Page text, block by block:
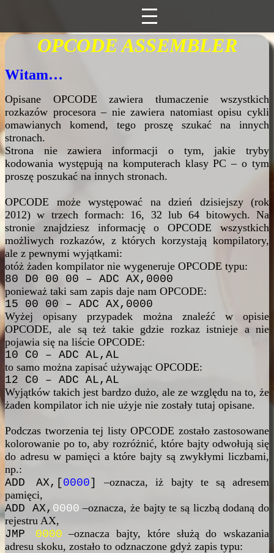
OPCODE ASSEMBLER
Witam…
Opisane OPCODE zawiera tłumaczenie wszystkich
rozkazów procesora – nie zawiera natomiast opisu cykli
omawianych komend, tego proszę szukać na innych
stronach.
Strona nie zawiera informacji o tym, jakie tryby
kodowania występują na komputerach klasy PC – o tym
proszę poszukać na innych stronach.
OPCODE może występować na dzień dzisiejszy (rok
2012) w trzech formach: 16, 32 lub 64 bitowych. Na
stronie znajdziesz informację o OPCODE wszystkich
możliwych rozkazów, z których korzystają kompilatory,
ale z pewnymi wyjątkami:
otóż żaden kompilator nie wygeneruje OPCODE typu:
80 D0 00 00 – ADC AX,0000
ponieważ taki sam zapis daje nam OPCODE:
15 00 00 – ADC AX,0000
Wyżej opisany przypadek można znaleźć w opisie
OPCODE, ale są też takie gdzie rozkaz istnieje a nie
pojawia się na liście OPCODE:
10 C0 – ADC AL,AL
to samo można zapisać używając OPCODE:
12 C0 – ADC AL,AL
Wyjątków takich jest bardzo dużo, ale ze względu na to, że
żaden kompilator ich nie użyje nie zostały tutaj opisane.
Podczas tworzenia tej listy OPCODE zostało zastosowane
kolorowanie po to, aby rozróżnić, które bajty odwołują się
do adresu w pamięci a które bajty są zwykłymi liczbami,
np.:
ADD AX,[ 0000]
–oznacza, iż bajty te są adresem
pamięci,
ADD AX, 0000 –oznacza, że bajty te są liczbą dodaną do
rejestru AX,
JMP 0000 –oznacza bajty, które służą do wskazania
adresu skoku, zostało to odznaczone gdyż zapis typu: